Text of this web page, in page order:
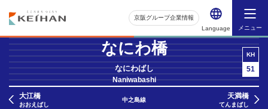
Language メニュー
京阪グループ企業情報
なにわ橋
なにわばし
Naniwabashi
KH
51
大江橋
おおえばし
中之島線 天満橋
てんまばし